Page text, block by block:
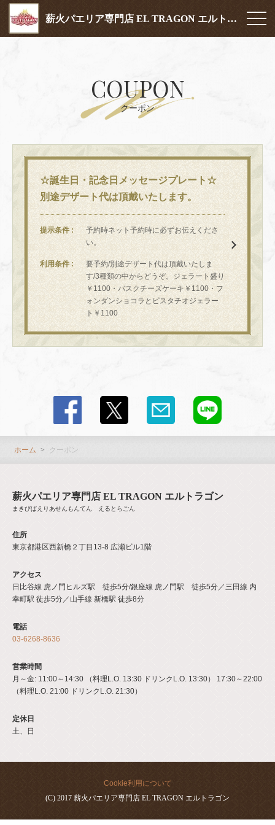
薪火パエリア専門店 EL TRAGON エルトラゴン
COUPON
クーポン
☆誕生日・記念日メッセージプレート☆
別途デザート代は頂戴いたします。
提示条件
予約時ネット予約時に必ずお伝えくださ
い。
利用条件
要予約/別途デザート代は頂戴いたしま
す/3種類の中からどうぞ。ジェラート盛り
￥1100・バスクチーズケーキ￥1100・フ
ォンダンショコラとピスタチオジェラー
ト￥1100
ホーム クーポン
薪火パエリア専門店 EL TRAGON エルトラゴン
まきびぱえりあせんもんてん えるとらごん
住所
東京都港区西新橋２丁目13-8 広瀬ビル1階
アクセス
日比谷線 虎ノ門ヒルズ駅 徒歩5分/銀座線 虎ノ門駅 徒歩5分／三田線 内
幸町駅 徒歩5分／山手線 新橋駅 徒歩8分
電話
03-6268-8636
営業時間
月～金: 11:00～14:30 （料理L.O. 13:30 ドリンクL.O. 13:30） 17:30～22:00
（料理L.O. 21:00 ドリンクL.O. 21:30）
定休日
土、日
Cookie利用について
(C) 2017 薪火パエリア専門店 EL TRAGON エルトラゴン
この店舗情報をシェアする
https://eltragon.owst.jp/coupons